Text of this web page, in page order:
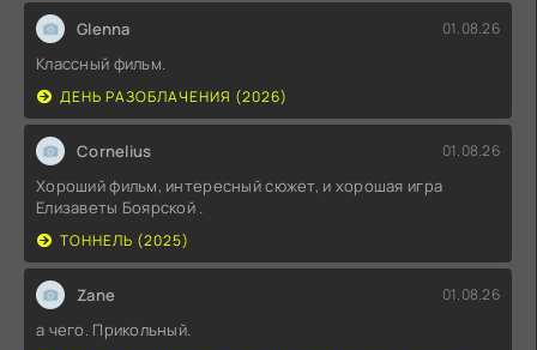
Glenna 01.08.26
Классный фильм.
ДЕНЬ РАЗОБЛАЧЕНИЯ (2026)
Cornelius 01.08.26
Хороший фильм, интересный сюжет, и хорошая игра
Елизаветы Боярской .
ТОННЕЛЬ (2025)
Zane 01.08.26
а чего. Прикольный.